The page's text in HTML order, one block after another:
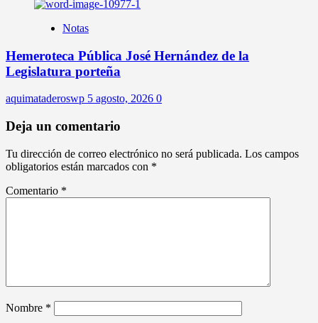
Notas
Hemeroteca Pública José Hernández de la
Legislatura porteña
aquimataderoswp 5 agosto, 2026 0
Deja un comentario
Tu dirección de correo electrónico no será publicada. Los campos
obligatorios están marcados con *
Comentario *
Nombre *